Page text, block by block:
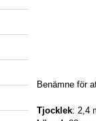
Benämne för
Tjocklek: 2,4